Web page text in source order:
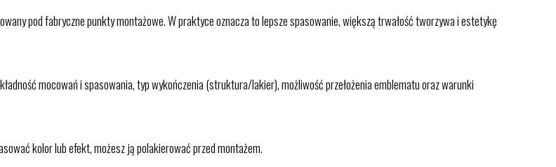
pod fabryczne punkty montażowe. W praktyce oznacza to lepsze spasowanie, większą trwałość tworzywa i estetykę
mocowań i spasowania, typ wykończenia (struktura/lakier), możliwość przełożenia emblematu oraz warunki
kolor lub efekt, możesz ją polakierować przed montażem.